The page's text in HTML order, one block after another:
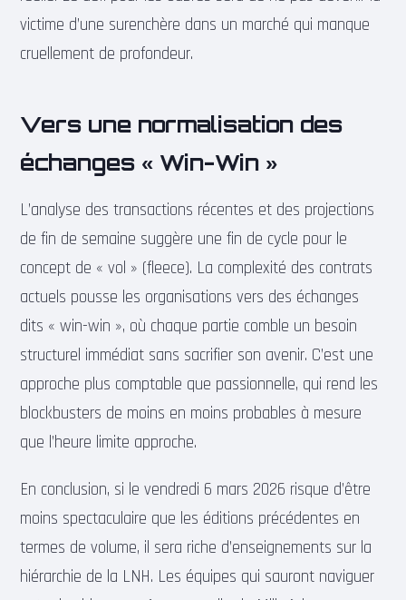
victime d’une surenchère dans un marché qui manque
cruellement de profondeur.
Vers une normalisation des
échanges « Win-Win »
L’analyse des transactions récentes et des projections
de fin de semaine suggère une fin de cycle pour le
concept de « vol » (fleece). La complexité des contrats
actuels pousse les organisations vers des échanges
dits « win-win », où chaque partie comble un besoin
structurel immédiat sans sacrifier son avenir. C’est une
approche plus comptable que passionnelle, qui rend les
blockbusters de moins en moins probables à mesure
que l’heure limite approche.
En conclusion, si le vendredi 6 mars 2026 risque d’être
moins spectaculaire que les éditions précédentes en
termes de volume, il sera riche d’enseignements sur la
hiérarchie de la LNH. Les équipes qui sauront naviguer